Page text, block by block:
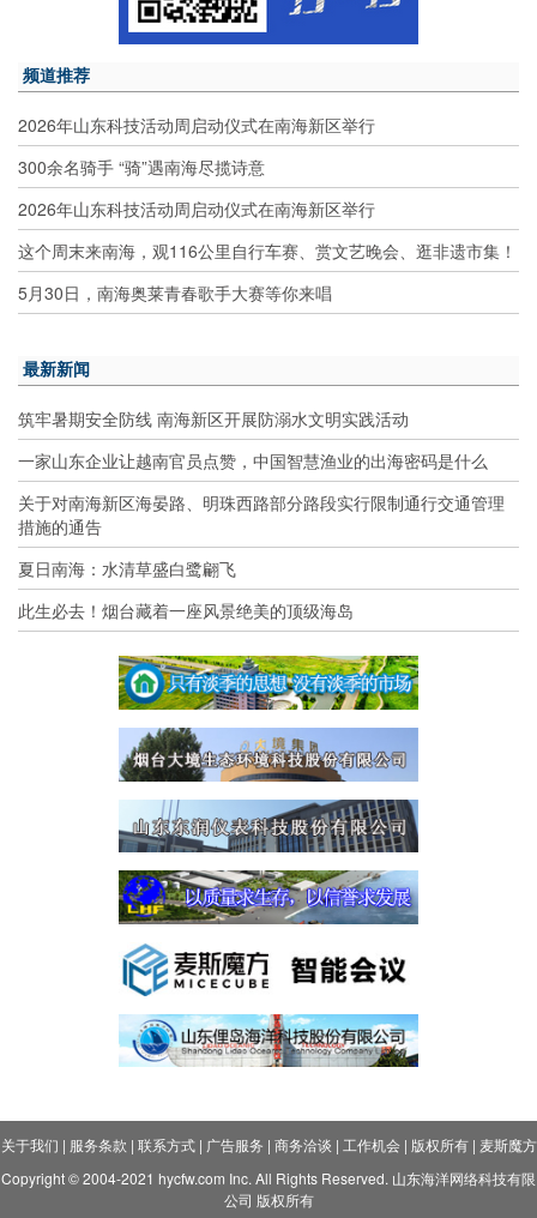
频道推荐
2026年山东科技活动周启动仪式在南海新区举行
300余名骑手 “骑”遇南海尽揽诗意
2026年山东科技活动周启动仪式在南海新区举行
这个周末来南海，观116公里自行车赛、赏文艺晚会、逛非遗市集！
5月30日，南海奥莱青春歌手大赛等你来唱
最新新闻
筑牢暑期安全防线 南海新区开展防溺水文明实践活动
一家山东企业让越南官员点赞，中国智慧渔业的出海密码是什么
关于对南海新区海晏路、明珠西路部分路段实行限制通行交通管理
措施的通告
夏日南海：水清草盛白鹭翩飞
此生必去！烟台藏着一座风景绝美的顶级海岛
关于我们 | 服务条款 | 联系方式| 广告服务 | 商务洽谈 | 工作机会| 版权所有| 麦斯魔方
Copyright © 2004-2021 hycfw.com Inc. All Rights Reserved. 山东海洋网络科技有限
公司 版权所有